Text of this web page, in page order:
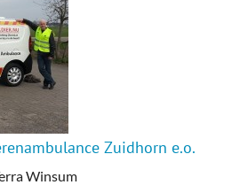
Zuidhorn e.o.
Winsum